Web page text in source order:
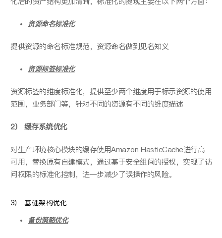
资源命名标准化
提供资源的命名标准规范，资源命名做到见名知义
资源标签标准化
资源标签的维度标准化，提供至少两个维度用于标示资源的使用
范围，业务部门等，针对不同的资源有不同的维度描述
2） 缓存系统优化
对生产环境核心模块的缓存使用Amazon ElasticCache进行高
可用，替换原有自建模式，通过基于安全组间的授权，实现了访
问权限的标准化控制，进一步减少了误操作的风险。
3） 基础架构优化
备份策略优化